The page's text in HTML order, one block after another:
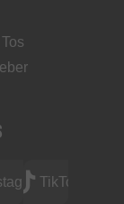
TikTok